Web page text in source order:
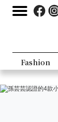
Fashion